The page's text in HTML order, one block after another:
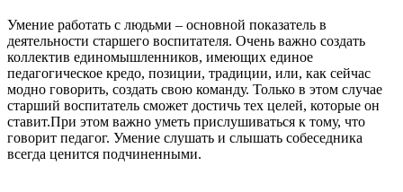
Умение работать с людьми – основной показатель в
деятельности старшего воспитателя. Очень важно создать
коллектив единомышленников, имеющих единое
педагогическое кредо, позиции, традиции, или, как сейчас
модно говорить, создать свою команду. Только в этом случае
старший воспитатель сможет достичь тех целей, которые он
ставит.При этом важно уметь прислушиваться к тому, что
говорит педагог. Умение слушать и слышать собеседника
всегда ценится подчиненными.